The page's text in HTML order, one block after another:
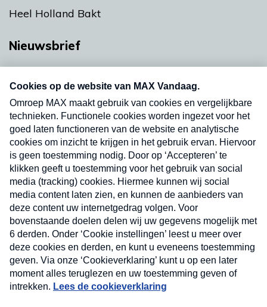
Heel Holland Bakt
Nieuwsbrief
nieuwsbrief. Elke vrijdag- en dinsdagochtend in
uw mailbox.
Verzend
Nieuwsbrief
Neem hier een gratis abonnement op onze
nieuwsbrief. Elke vrijdag- en dinsdagochtend in uw